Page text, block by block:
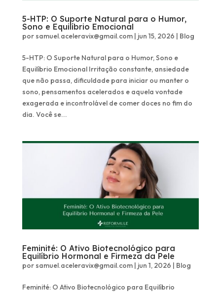
5-HTP: O Suporte Natural para o Humor,
Sono e Equilíbrio Emocional
por samuel.aceleravix@gmail.com| jun 15, 2026 | Blog
5-HTP: O Suporte Natural para o Humor, Sono e
Equilíbrio Emocional Irritação constante, ansiedade
que não passa, dificuldade para iniciar ou manter o
sono, pensamentos acelerados e aquela vontade
exagerada e incontrolável de comer doces no fim do
dia. Você se...
Feminité: O Ativo Biotecnológico para
Equilíbrio Hormonal e Firmeza da Pele
por samuel.aceleravix@gmail.com| jun 1, 2026 | Blog
Feminité: O Ativo Biotecnológico para Equilíbrio